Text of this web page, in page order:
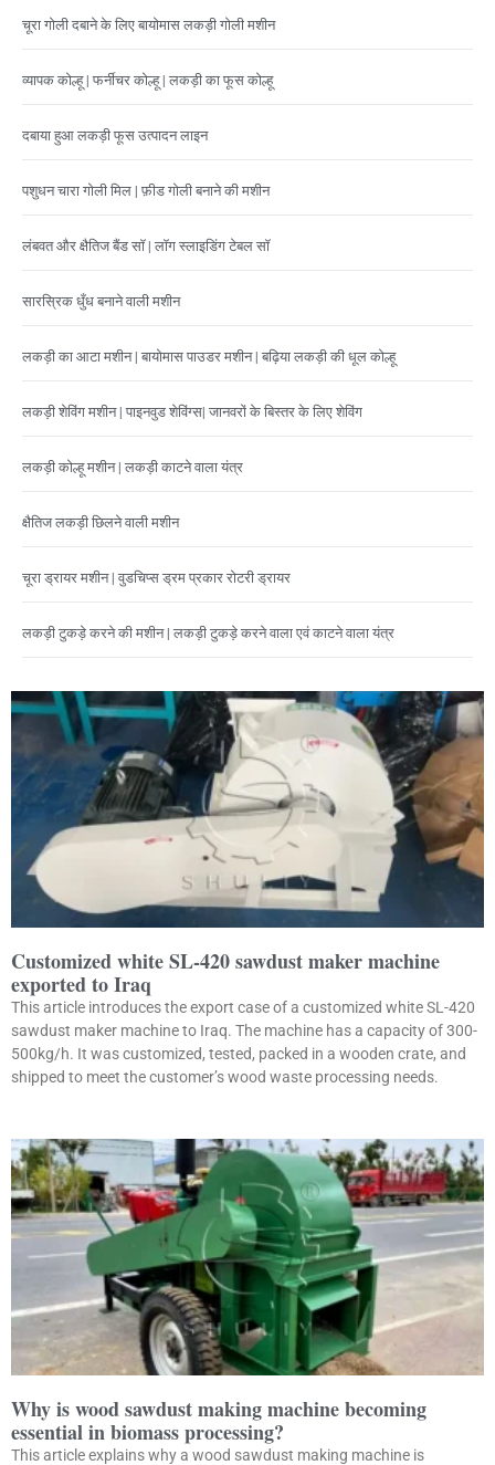
चूरा गोली दबाने के लिए बायोमास लकड़ी गोली मशीन
व्यापक कोल्हू | फर्नीचर कोल्हू | लकड़ी का फूस कोल्हू
दबाया हुआ लकड़ी फूस उत्पादन लाइन
पशुधन चारा गोली मिल | फ़ीड गोली बनाने की मशीन
लंबवत और क्षैतिज बैंड सॉ | लॉग स्लाइडिंग टेबल सॉ
सारस्रिक धुँध बनाने वाली मशीन
लकड़ी का आटा मशीन | बायोमास पाउडर मशीन | बढ़िया लकड़ी की धूल कोल्हू
लकड़ी शेविंग मशीन | पाइनवुड शेविंग्स| जानवरों के बिस्तर के लिए शेविंग
लकड़ी कोल्हू मशीन | लकड़ी काटने वाला यंत्र
क्षैतिज लकड़ी छिलने वाली मशीन
चूरा ड्रायर मशीन | वुडचिप्स ड्रम प्रकार रोटरी ड्रायर
लकड़ी टुकड़े करने की मशीन | लकड़ी टुकड़े करने वाला एवं काटने वाला यंत्र
Customized white SL-420 sawdust maker machine
exported to Iraq
This article introduces the export case of a customized white SL-420
sawdust maker machine to Iraq. The machine has a capacity of 300-
500kg/h. It was customized, tested, packed in a wooden crate, and
shipped to meet the customer’s wood waste processing needs.
Why is wood sawdust making machine becoming
essential in biomass processing?
This article explains why a wood sawdust making machine is